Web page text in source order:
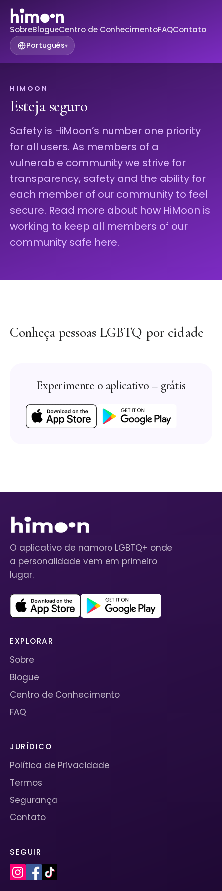
SobreBlogueCentro de ConhecimentoFAQContato
Português▾
HIMOON
Esteja seguro
Safety is HiMoon’s number one priority
for all users. As members of a
vulnerable community we strive for
transparency, safety and the ability for
each member of our community to feel
secure. Read more about how HiMoon is
working to keep all members of our
community safe here.
Conheça pessoas LGBTQ por cidade
Experimente o aplicativo – grátis
O aplicativo de namoro LGBTQ+ onde
a personalidade vem em primeiro
lugar.
EXPLORAR
Sobre
Blogue
Centro de Conhecimento
FAQ
JURÍDICO
Política de Privacidade
Termos
Segurança
Contato
SEGUIR